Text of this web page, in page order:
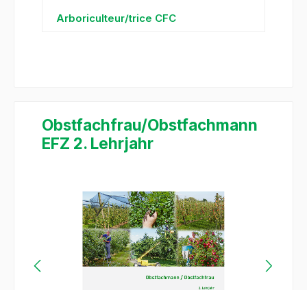
Arboriculteur/trice CFC
Obstfachfrau/Obstfachmann
EFZ 2. Lehrjahr
Ignorer la galerie d'images